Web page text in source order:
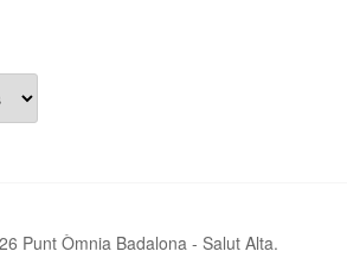
Punt Òmnia Badalona - Salut Alta.